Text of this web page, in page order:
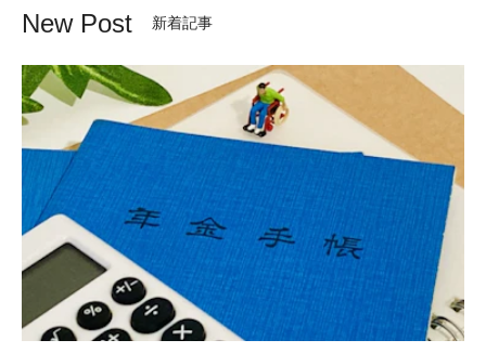
New Post 新着記事